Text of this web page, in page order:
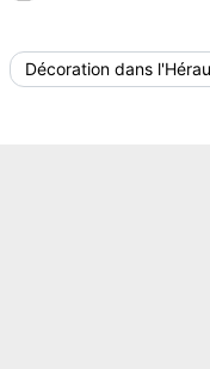
Décoration dans